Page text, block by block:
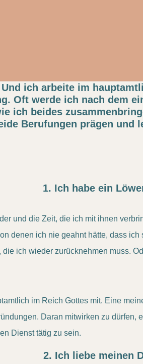
ich arbeite im
Oft werde ich nach dem
ich beides
Berufungen prägen und
1. Ich habe ein
und die Zeit, die ich mit ihnen
denen ich nie geahnt hätte, dass
ich wieder zurücknehmen muss.
im Reich Gottes mit. Eine
Daran mitwirken zu
Dienst tätig zu sein.
2. Ich liebe meinen